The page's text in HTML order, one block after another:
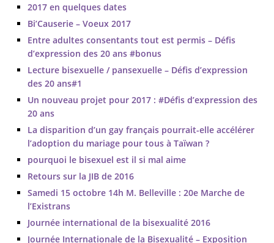
2017 en quelques dates
Bi’Causerie – Voeux 2017
Entre adultes consentants tout est permis – Défis
d’expression des 20 ans #bonus
Lecture bisexuelle / pansexuelle – Défis d’expression
des 20 ans#1
Un nouveau projet pour 2017 : #Défis d’expression des
20 ans
La disparition d’un gay français pourrait-elle accélérer
l’adoption du mariage pour tous à Taïwan ?
pourquoi le bisexuel est il si mal aime
Retours sur la JIB de 2016
Samedi 15 octobre 14h M. Belleville : 20e Marche de
l’Existrans
Journée international de la bisexualité 2016
Journée Internationale de la Bisexualité – Exposition